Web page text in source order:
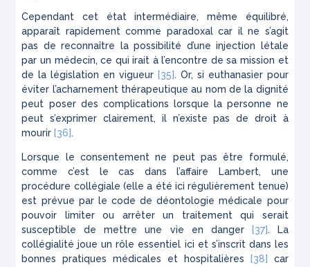
Cependant cet état intermédiaire, même équilibré,
apparaît rapidement comme paradoxal car il ne s’agit
pas de reconnaître la possibilité d’une injection létale
par un médecin, ce qui irait à l’encontre de sa mission et
de la législation en vigueur [35]. Or, si euthanasier pour
éviter l’acharnement thérapeutique au nom de la dignité
peut poser des complications lorsque la personne ne
peut s’exprimer clairement, il n’existe pas de droit à
mourir [36].
Lorsque le consentement ne peut pas être formulé,
comme c’est le cas dans l’affaire Lambert, une
procédure collégiale (elle a été ici régulièrement tenue)
est prévue par le code de déontologie médicale pour
pouvoir limiter ou arrêter un traitement qui serait
susceptible de mettre une vie en danger
[37]. La
collégialité joue un rôle essentiel ici et s’inscrit dans les
bonnes pratiques médicales et hospitalières
[38]
car